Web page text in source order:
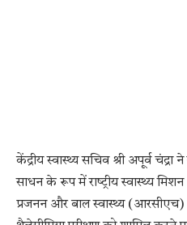
केंद्रीय स्वास्थ्य सचिव श्री अपूर्व
साधन के रूप में राष्‍ट्रीय स्‍वास्‍थ्‍य
प्रजनन और बाल स्वास्थ्य (आरसीएच)